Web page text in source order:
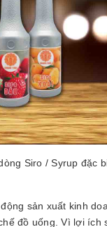
Siro / Syrup đặc
sản xuất kinh
đồ uống. Vì lợi ích